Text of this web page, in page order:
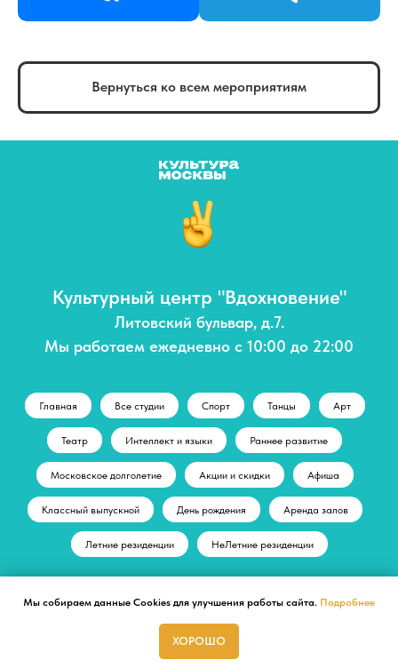
Мы собираем данные Cookies для улучшения работы сайта. Подробнее
ХОРОШО
СТУДИИ АФИША
Вернуться ко всем мероприятиям
Культурный центр "Вдохновение"
Литовский бульвар, д.7.
Мы работаем ежедневно с 10:00 до 22:00
Главная Все студии Спорт Танцы Арт
Театр Интеллект и языки Раннее развитие
Московское долголетие Акции и скидки Афиша
Классный выпускной День рождения Аренда залов
Летние резиденции НеЛетние резиденции
© Культурный центр "Вдохновение"
+ 7 (495) 197-71-70